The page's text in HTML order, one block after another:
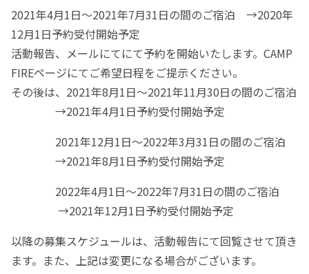
2021年4月1日〜2021年7月31日の間のご宿泊 →2020年
12月1日予約受付開始予定
活動報告、メールにてにて予約を開始いたします。CAMP
FIREページにてご希望日程をご提示ください。
その後は、2021年8月1日〜2021年11月30日の間のご宿泊
→2021年4月1日予約受付開始予定
2021年12月1日〜2022年3月31日の間のご宿泊
→2021年8月1日予約受付開始予定
2022年4月1日〜2022年7月31日の間のご宿泊
→2021年12月1日予約受付開始予定
以降の募集スケジュールは、活動報告にて回覧させて頂き
ます。また、上記は変更になる場合がございます。